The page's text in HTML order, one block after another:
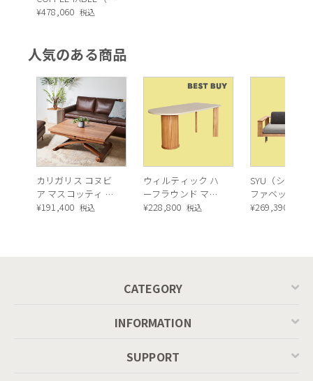
トモス ラージ コー
¥478,060 税込
人気のある商品
カリガリス コヌビ
ア マスコッティ 伸
長・昇降式テーブ
¥191,400 税込
ウィルティック ハ
ーフラウンド マテ
ィエラ塗装 ダイニ
¥228,800 税込
SYU（シュウ
ファベッド（
ュラル）
¥269,390
CATEGORY
INFORMATION
SUPPORT